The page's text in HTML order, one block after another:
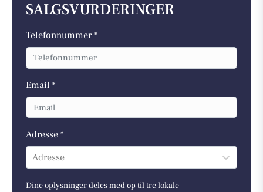
SALGSVURDERINGER
Telefonnummer *
Email *
Adresse *
Adresse
Dine oplysninger deles med op til tre lokale